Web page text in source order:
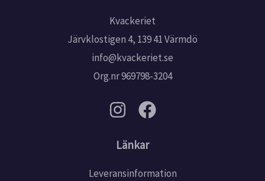
Kvackeriet
Järvklostigen 4, 139 41 Värmdö
info@kvackeriet.se
Org.nr 969798-3204
Länkar
Leveransinformation